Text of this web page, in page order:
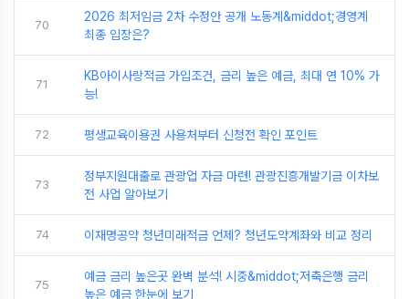
70
2026 최저임금 2차 수정안 공개 노동계&middot;경영계
최종 입장은?
71
KB아이사랑적금 가입조건, 금리 높은 예금, 최대 연 10% 가
능!
72 평생교육이용권 사용처부터 신청전 확인 포인트
73
정부지원대출로 관광업 자금 마련! 관광진흥개발기금 이차보
전 사업 알아보기
74 이재명공약 청년미래적금 언제? 청년도약계좌와 비교 정리
75
예금 금리 높은곳 완벽 분석! 시중&middot;저축은행 금리
높은 예금 한눈에 보기